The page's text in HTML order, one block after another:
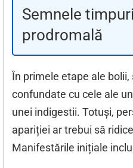
Semnele
prodromală
În primele etape ale
confundate cu cele ale
unei indigestii. Totuși,
apariției ar trebui să
Manifestările inițiale